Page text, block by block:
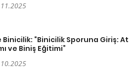
Binicilik: “Binicilik Sporuna Giriş: At
ve Biniş Eğitimi”